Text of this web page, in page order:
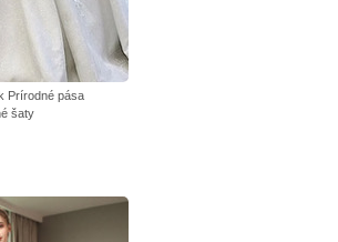
Prírodné pása
šaty